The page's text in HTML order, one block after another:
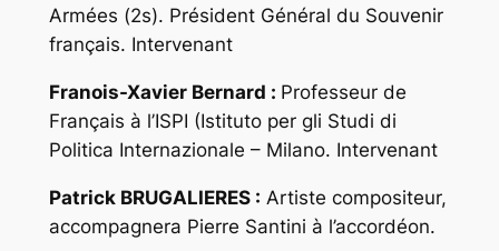
Armées (2s). Président Général du Souvenir
français. Intervenant
Franois-Xavier Bernard : Professeur de
Français à l’ISPI (Istituto per gli Studi di
Politica Internazionale – Milano. Intervenant
Patrick BRUGALIERES : Artiste compositeur,
accompagnera Pierre Santini à l’accordéon.